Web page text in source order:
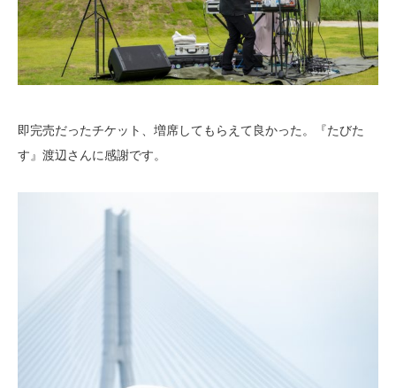
即完売だったチケット、増席してもらえて良かった。『たびた
す』渡辺さんに感謝です。